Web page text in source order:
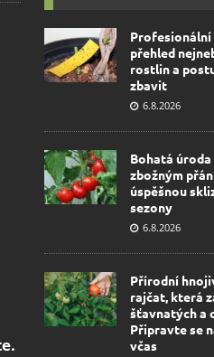
přehled
rostlin a
zbavit
6.8.2026
Bohatá
zbožným
úspěšnou
sezony
6.8.2026
Přírodní
rajčat, která
šťavnatých a
Připravte se
včas